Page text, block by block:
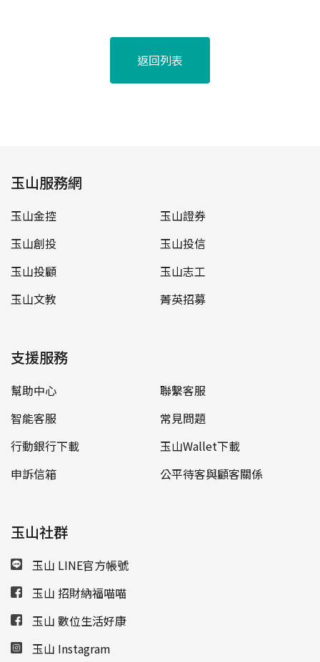
返回列表
玉山服務網
玉山金控
玉山證券
玉山創投
玉山投信
玉山投顧
玉山志工
玉山文教
菁英招募
支援服務
幫助中心
聯繫客服
智能客服
常見問題
行動銀行下載
玉山Wallet下載
申訴信箱
公平待客與顧客關係
玉山社群
玉山 LINE官方帳號
玉山 招財納福喵喵
玉山 數位生活好康
玉山 Instagram